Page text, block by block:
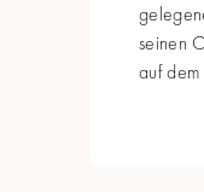
seinen
auf